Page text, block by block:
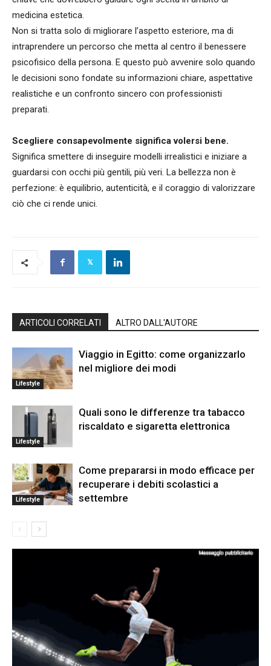
medicina estetica.
Non si tratta solo di migliorare l’aspetto esteriore, ma di
intraprendere un percorso che metta al centro il benessere
psicofisico della persona. E questo può avvenire solo quando
le decisioni sono fondate su informazioni chiare, aspettative
realistiche e un confronto sincero con professionisti
preparati.
Scegliere consapevolmente significa volersi bene.
Significa smettere di inseguire modelli irrealistici e iniziare a
guardarsi con occhi più gentili, più veri. La bellezza non è
perfezione: è equilibrio, autenticità, e il coraggio di valorizzare
ciò che ci rende unici.
ARTICOLI CORRELATI ALTRO DALL'AUTORE
Lifestyle
Viaggio in Egitto: come organizzarlo
nel migliore dei modi
Lifestyle
Quali sono le differenze tra tabacco
riscaldato e sigaretta elettronica
Lifestyle
Come prepararsi in modo efficace per
recuperare i debiti scolastici a
settembre